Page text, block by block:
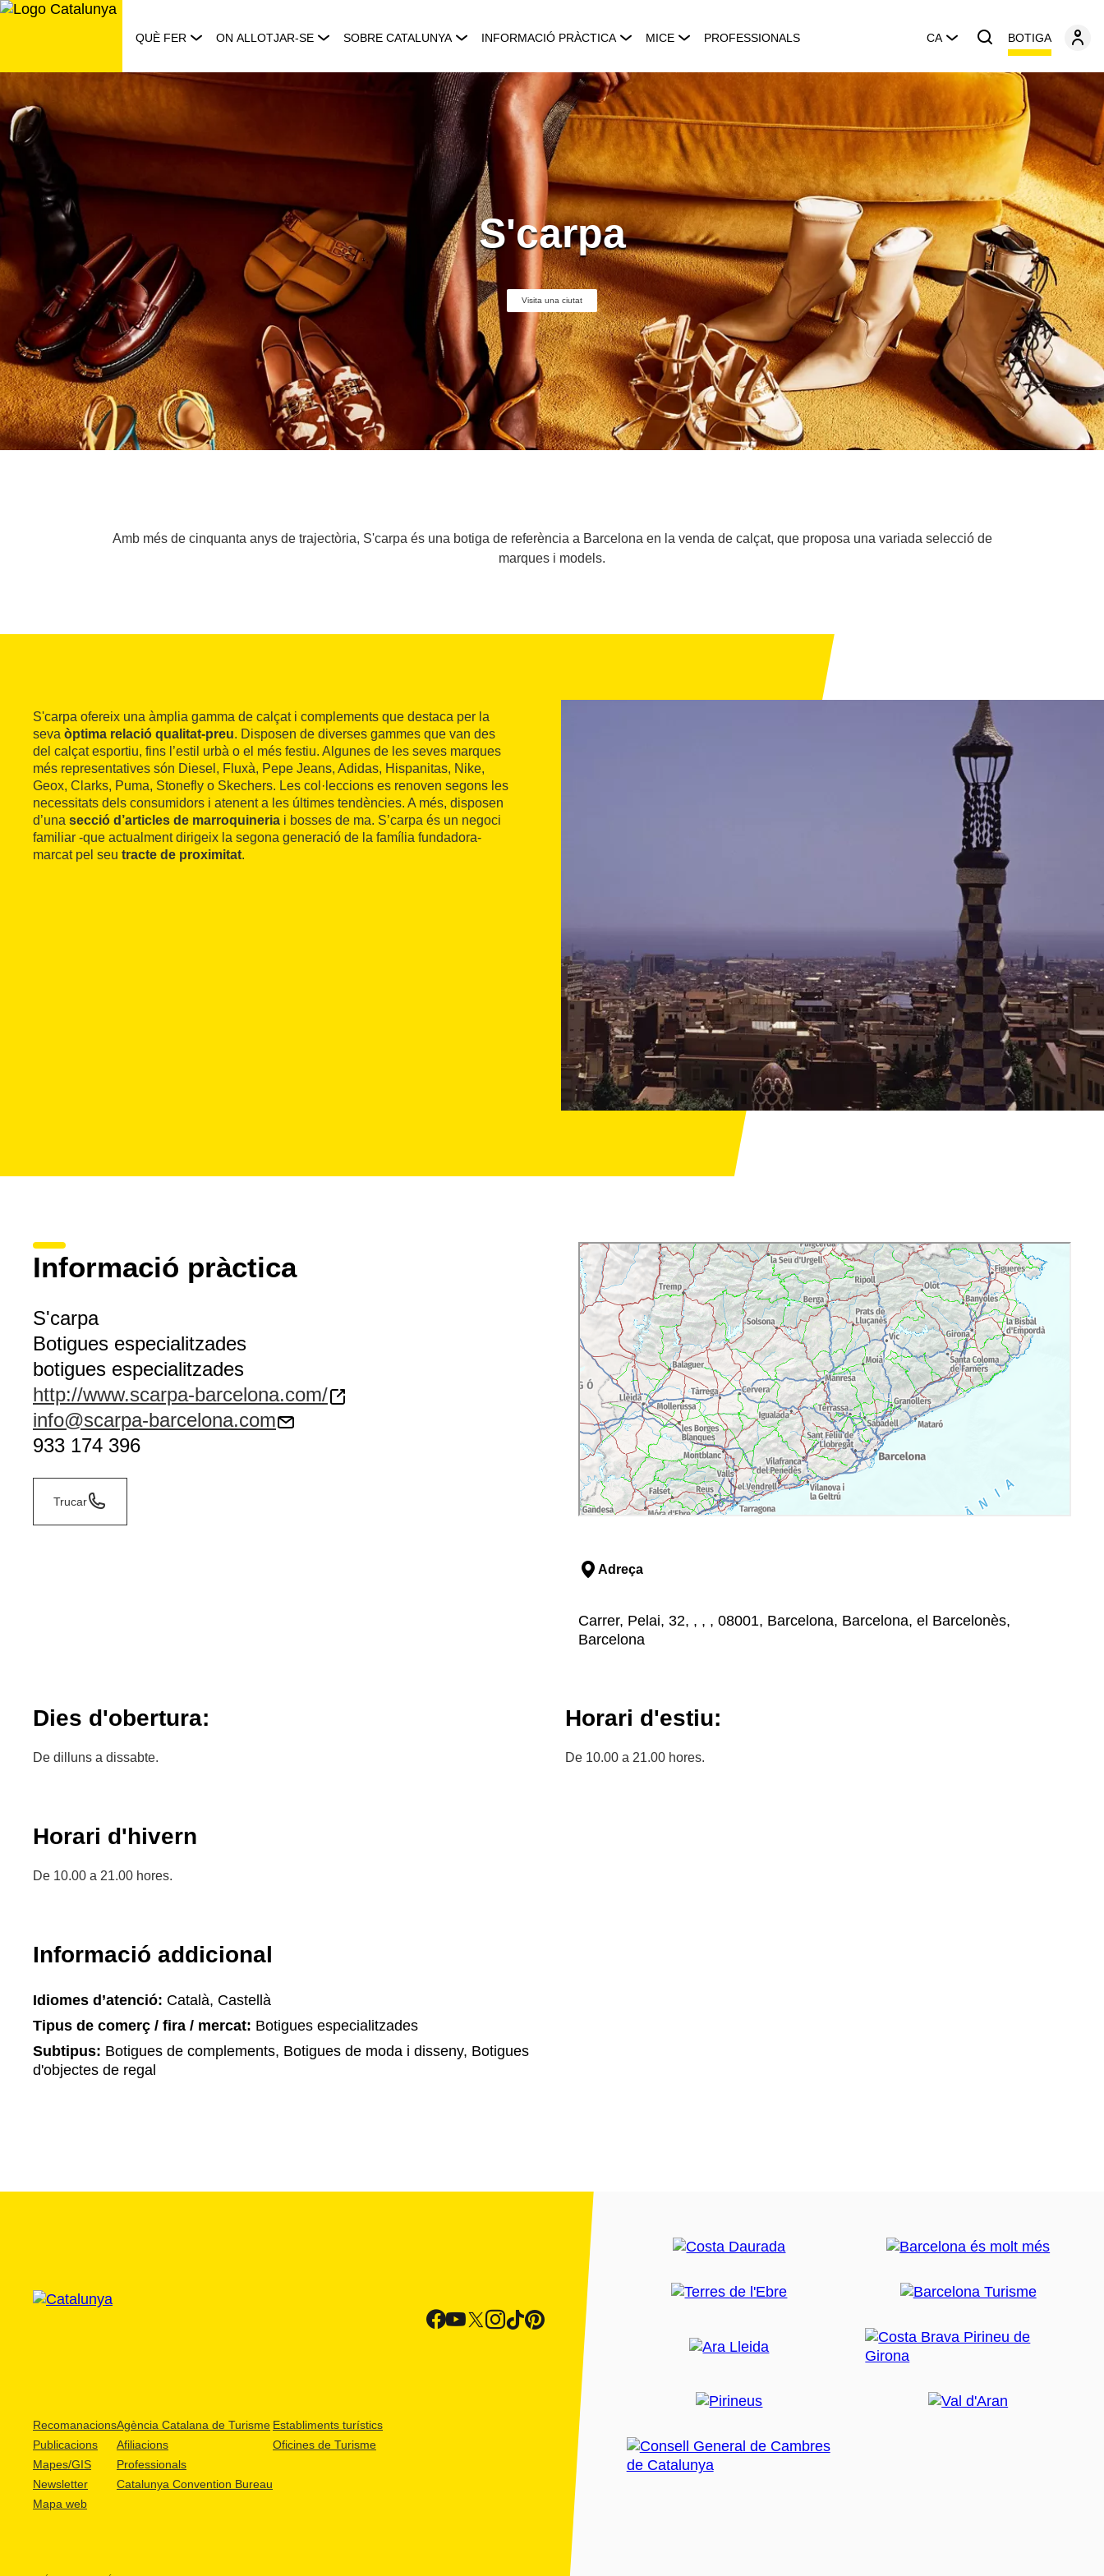
Saltar
QUÈ FER ON ALLOTJAR-SE SOBRE CATALUNYA INFORMACIÓ PRÀCTICA MICE PROFESSIONALS CA BOTIGA
S'carpa
Visita una ciutat
Amb més de cinquanta anys de trajectòria, S'carpa és una botiga de referència a Barcelona en la venda de calçat, que proposa una variada selecció de
marques i models.
S'carpa ofereix una àmplia gamma de calçat i complements que destaca per la
seva òptima relació qualitat-preu. Disposen de diverses gammes que van des
del calçat esportiu, fins l’estil urbà o el més festiu. Algunes de les seves marques
més representatives són Diesel, Fluxà, Pepe Jeans, Adidas, Hispanitas, Nike,
Geox, Clarks, Puma, Stonefly o Skechers. Les col·leccions es renoven segons les
necessitats dels consumidors i atenent a les últimes tendències. A més, disposen
d’una secció d’articles de marroquineria i bosses de ma. S’carpa és un negoci
familiar -que actualment dirigeix la segona generació de la família fundadora-
marcat pel seu tracte de proximitat.
Informació pràctica
S'carpa
Botigues especialitzades
botigues especialitzades
http://www.scarpa-barcelona.com/
info@scarpa-barcelona.com
933 174 396
Trucar
Adreça
Carrer, Pelai, 32, , , , 08001, Barcelona, Barcelona, el Barcelonès,
Barcelona
Dies d'obertura:
De dilluns a dissabte.
Horari d'estiu:
De 10.00 a 21.00 hores.
Horari d'hivern
De 10.00 a 21.00 hores.
Informació addicional
Idiomes d’atenció: Català, Castellà
Tipus de comerç / fira / mercat: Botigues especialitzades
Subtipus: Botigues de complements, Botigues de moda i disseny, Botigues
d'objectes de regal
Recomanacions
Publicacions
Mapes/GIS
Newsletter
Mapa web
Agència Catalana de Turisme
Afiliacions
Professionals
Catalunya Convention Bureau
Establiments turístics
Oficines de Turisme